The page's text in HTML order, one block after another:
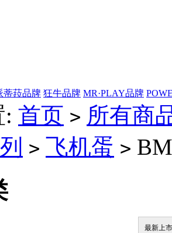
蒂菈品牌 狂牛品牌 MR·PLAY品牌
首页 > 所有商
> 飞机蛋 >
最新上市